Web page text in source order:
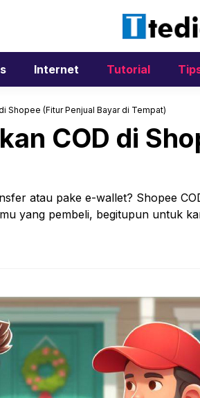
Internet Tutorial
Shopee (Fitur Penjual Bayar di Tempat)
COD di
atau pake e-wallet? Shopee
yang pembeli, begitupun untuk